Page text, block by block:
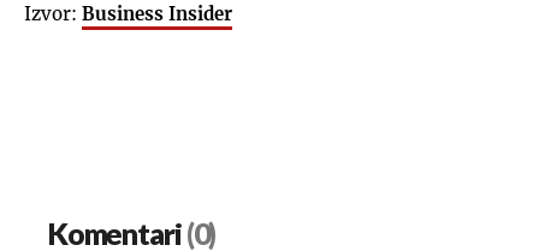
Izvor: Business Insider
Komentari(0)